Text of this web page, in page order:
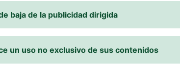
baja de la publicidad dirigida
un uso no exclusivo de sus contenidos